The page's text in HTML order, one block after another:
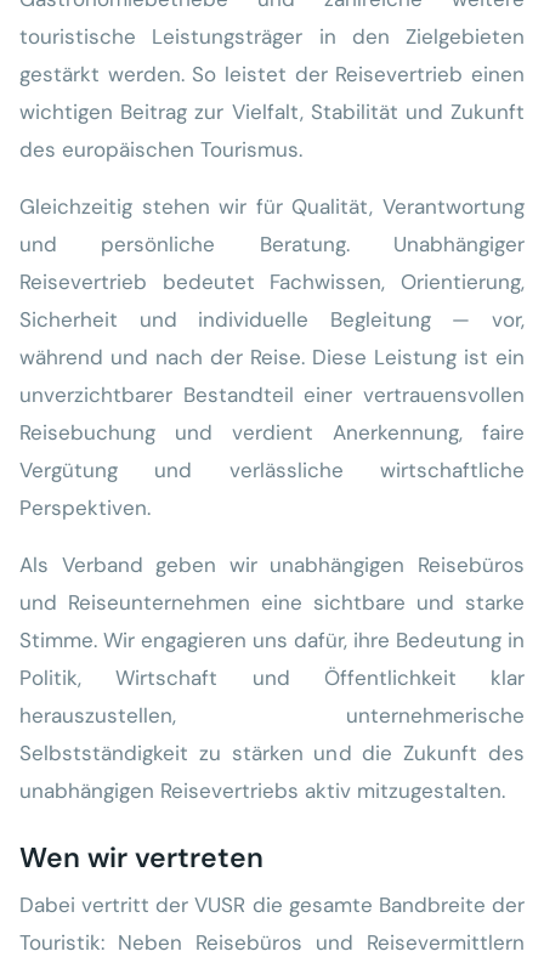
touristische Leistungsträger in den Zielgebieten
gestärkt werden. So leistet der Reisevertrieb einen
wichtigen Beitrag zur Vielfalt, Stabilität und Zukunft
des europäischen Tourismus.
Gleichzeitig stehen wir für Qualität, Verantwortung
und persönliche Beratung. Unabhängiger
Reisevertrieb bedeutet Fachwissen, Orientierung,
Sicherheit und individuelle Begleitung — vor,
während und nach der Reise. Diese Leistung ist ein
unverzichtbarer Bestandteil einer vertrauensvollen
Reisebuchung und verdient Anerkennung, faire
Vergütung und verlässliche wirtschaftliche
Perspektiven.
Als Verband geben wir unabhängigen Reisebüros
und Reiseunternehmen eine sichtbare und starke
Stimme. Wir engagieren uns dafür, ihre Bedeutung in
Politik, Wirtschaft und Öffentlichkeit klar
herauszustellen, unternehmerische
Selbstständigkeit zu stärken und die Zukunft des
unabhängigen Reisevertriebs aktiv mitzugestalten.
Wen wir vertreten
Dabei vertritt der VUSR die gesamte Bandbreite der
Touristik: Neben Reisebüros und Reisevermittlern